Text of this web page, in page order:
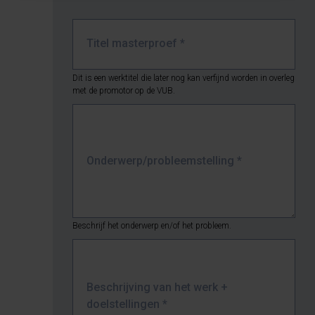
Titel masterproef *
Dit is een werktitel die later nog kan verfijnd worden in overleg
met de promotor op de VUB.
Onderwerp/probleemstelling *
Beschrijf het onderwerp en/of het probleem.
Beschrijving van het werk +
doelstellingen *